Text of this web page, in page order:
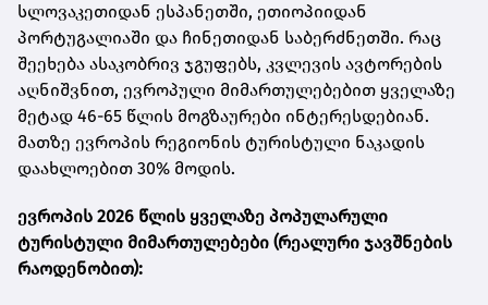
სლოვაკეთიდან ესპანეთში, ეთიოპიიდან
პორტუგალიაში და ჩინეთიდან საბერძნეთში. რაც
შეეხება ასაკობრივ ჯგუფებს, კვლევის ავტორების
აღნიშვნით, ევროპული მიმართულებებით ყველაზე
მეტად 46-65 წლის მოგზაურები ინტერესდებიან.
მათზე ევროპის რეგიონის ტურისტული ნაკადის
დაახლოებით 30% მოდის.
ევროპის 2026 წლის ყველაზე პოპულარული
ტურისტული მიმართულებები (რეალური ჯავშნების
რაოდენობით):